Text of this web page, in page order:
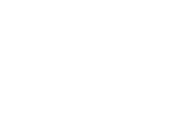
und zusätzlich
die Fahrlehrerlaubnis
mindestens einen